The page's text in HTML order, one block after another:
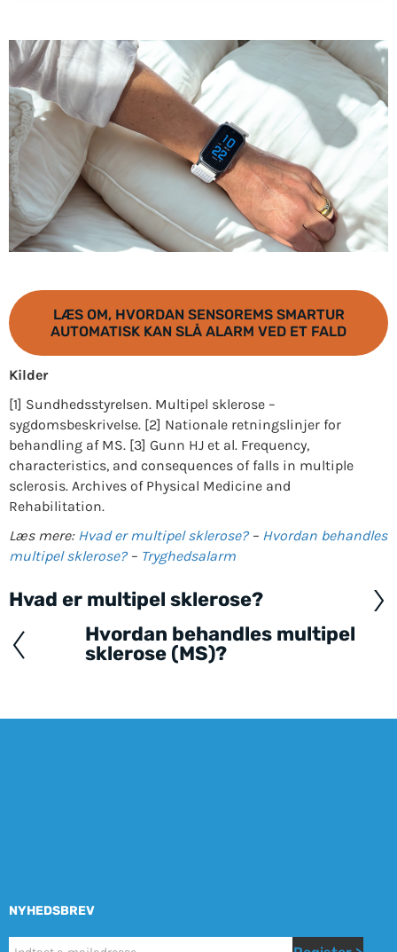
LÆS OM, HVORDAN SENSOREMS SMARTUR
AUTOMATISK KAN SLÅ ALARM VED ET FALD
Kilder
[1] Sundhedsstyrelsen. Multipel sklerose –
sygdomsbeskrivelse. [2] Nationale retningslinjer for
behandling af MS. [3] Gunn HJ et al. Frequency,
characteristics, and consequences of falls in multiple
sclerosis. Archives of Physical Medicine and
Rehabilitation.
Læs mere: Hvad er multipel sklerose?– Hvordan behandles
multipel sklerose?– Tryghedsalarm
Posts
navigation
Hvad er multipel sklerose?
Hvordan behandles multipel
sklerose (MS)?
NYHEDSBREV